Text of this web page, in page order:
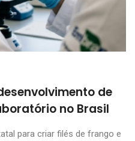
de
no Brasil
para criar filés de frango e